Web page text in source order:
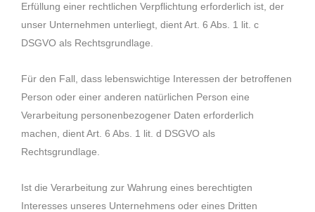
Erfüllung einer rechtlichen Verpflichtung erforderlich ist, der
unser Unternehmen unterliegt, dient Art. 6 Abs. 1 lit. c
DSGVO als Rechtsgrundlage.
Für den Fall, dass lebenswichtige Interessen der betroffenen
Person oder einer anderen natürlichen Person eine
Verarbeitung personenbezogener Daten erforderlich
machen, dient Art. 6 Abs. 1 lit. d DSGVO als
Rechtsgrundlage.
Ist die Verarbeitung zur Wahrung eines berechtigten
Interesses unseres Unternehmens oder eines Dritten